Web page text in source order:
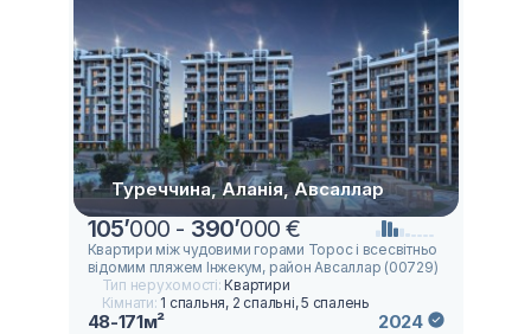
Туреччина, Аланія, Авсаллар
105’000 - 390’000 €
Квартири між чудовими горами Торос і всесвітньо
відомим пляжем Інжекум, район Авсаллар (00729)
Тип нерухомості:Квартири
Кімнати: 1 спальня, 2 спальні, 5 спалень
48-171м² 2024